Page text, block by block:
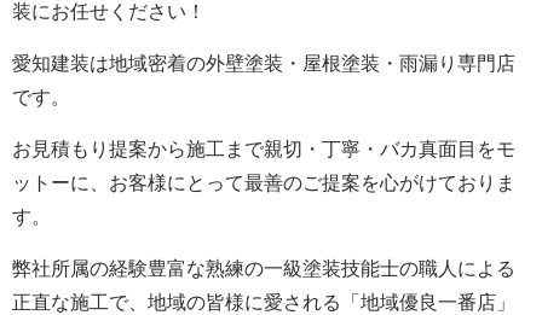
装にお任せください！
愛知建装は地域密着の外壁塗装・屋根塗装・雨漏り専門店
です。
お見積もり提案から施工まで親切・丁寧・バカ真面目をモ
ットーに、お客様にとって最善のご提案を心がけておりま
す。
弊社所属の経験豊富な熟練の一級塗装技能士の職人による
正直な施工で、地域の皆様に愛される「地域優良一番店」